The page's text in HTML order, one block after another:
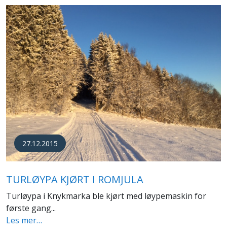
27.12.2015
TURLØYPA KJØRT I ROMJULA
Turløypa i Knykmarka ble kjørt med løypemaskin for
første gang...
Les mer…